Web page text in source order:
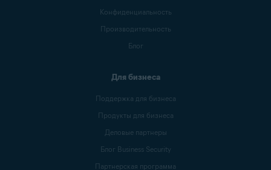
Конфиденциальность
Производительность
Блог
Для бизнеса
Поддержка для бизнеса
Продукты для бизнеса
Деловые партнеры
Блог Business Security
Партнерская программа